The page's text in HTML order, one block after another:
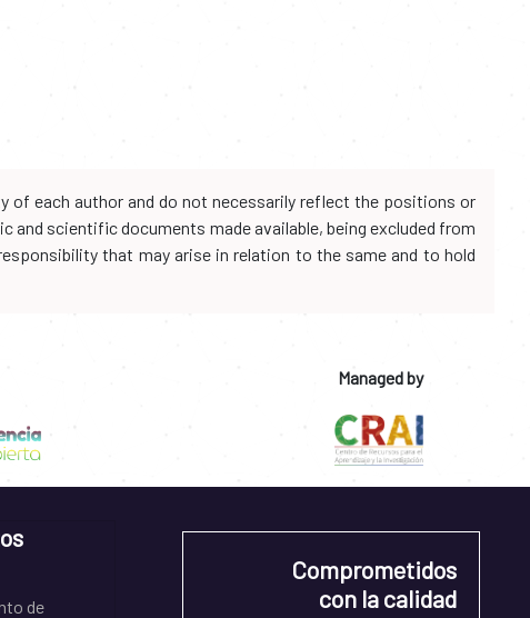
of each author and do not necessarily reflect the positions or
scientific documents made available, being excluded from
that may arise in relation to the same and to hold
Managed by
de
Comprometidos
con la calidad